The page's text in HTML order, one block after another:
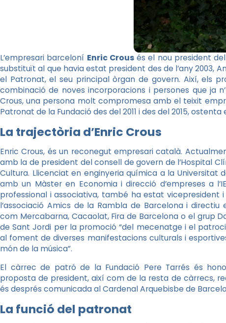
L’empresari barceloní Enric Crousés el nou president del
substituït al que havia estat president des de l’any 2003,
el Patronat, el seu principal òrgan de govern. Així, els
combinació de noves incorporacions i persones que ja
Crous, una persona molt compromesa amb el teixit
Patronat de la Fundació des del 2011 i des del 2015,
La trajectòria d’Enric Crous
Enric Crous, és un reconegut empresari català.
amb la de president del consell de govern de l’Hospital
Cultura. Llicenciat en enginyeria química a la Universitat
amb un Màster en Economia i direcció d’empreses a
professional i associativa, també ha estat vicepresident
l’associació Amics de la Rambla de Barcelona i
com Mercabarna, Cacaolat, Fira de Barcelona o el grup
de Sant Jordi per la promoció “del mecenatge i el
al foment de diverses manifestacions culturals i
món de la música”.
El càrrec de patró de la Fundació Pere Tarrés és
proposta de president, així com de la resta de càrrecs,
és després comunicada al Cardenal Arquebisbe de
La funció del patronat